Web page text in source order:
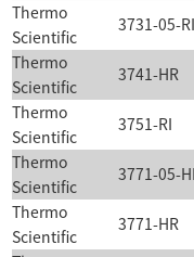
Thermo
Scientific
3731-05-RI
Thermo
Scientific
3741-HR
Thermo
Scientific
3751-RI
Thermo
Scientific
3771-05-
Thermo
Scientific
3771-HR